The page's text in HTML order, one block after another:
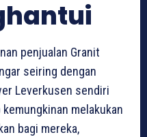
penjualan Granit
seiring dengan
Leverkusen sendiri
melakukan
bagi mereka,